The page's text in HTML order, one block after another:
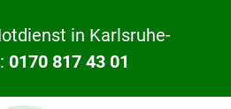
in Karlsruhe-
0170 817 43 01